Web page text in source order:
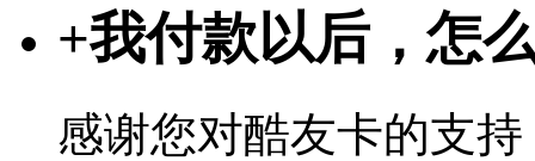
+我付款以后，怎
感谢您对酷友卡的支